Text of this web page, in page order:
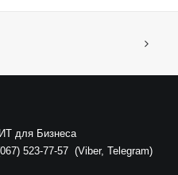
для Бизнеса
523-77-57(Viber, Telegram)